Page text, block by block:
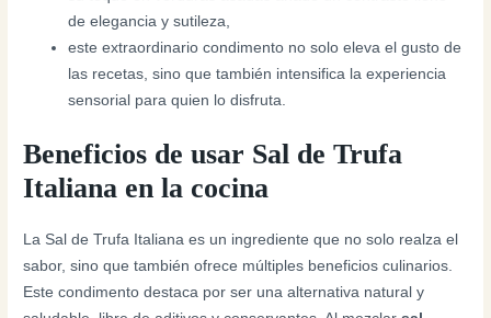
de elegancia y sutileza,
este extraordinario condimento no solo eleva el gusto de
las recetas, sino que también intensifica la experiencia
sensorial para quien lo disfruta.
Beneficios de usar Sal de Trufa
Italiana en la cocina
La Sal de Trufa Italiana es un ingrediente que no solo realza el
sabor, sino que también ofrece múltiples beneficios culinarios.
Este condimento destaca por ser una alternativa natural y